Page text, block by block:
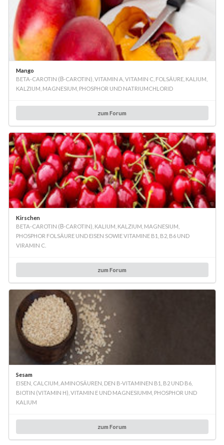
Mango
BETA-CAROTIN (Β-CAROTIN), VITAMIN A, VITAMIN C, FOLSÄURE, KALIUM,
KALZIUM, MAGNESIUM, PHOSPHOR UND NATRIUMCHLORID
zum Forum
Kirschen
BETA-CAROTIN (Β-CAROTIN), KALIUM, KALZIUM, MAGNESIUM,
PHOSPHOR FOLSÄURE UND EISEN SOWIE VITAMINE B1, B2, B6 UND
VIRAMIN C.
zum Forum
Sesam
EISEN, CALCIUM, AMINOSÄUREN, DEN B-VITAMINEN B1, B2 UND B6,
BIOTIN (VITAMIN H), VITAMIN E UND MAGNESIUMM, PHOSPHOR UND
KALIUM
zum Forum